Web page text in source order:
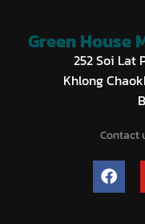
Green House
252 Soi Lat
Khlong
Contact